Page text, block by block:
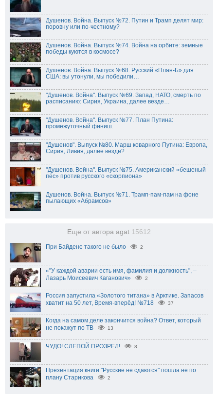
Душенов. Война. Выпуск №72. Путин и Трамп делят мир:
поровну или по-честному?
Душенов. Война. Выпуск №74. Война на орбите: земные
победы куются в космосе?
Душенов. Война. Выпуск №68. Русский «План-Б» для
США: вы утонули, мы победили…
"Душенов. Война". Выпуск №69. Запад, НАТО, смерть по
расписанию: Сирия, Украина, далее везде…
"Душенов. Война". Выпуск №77. План Путина:
промежуточный финиш.
"Душенов". Выпуск №80. Марш коварного Путина: Европа,
Сирия, Ливия, далее везде?
"Душенов. Война". Выпуск №75. Американский «бешеный
пёс» против русского «скорпиона»
Душенов. Война. Выпуск №71. Трамп-пам-пам на фоне
пылающих «Абрамсов»
Еще от автора agat 15612
При Байдене такого не было 2
«"У каждой аварии есть имя, фамилия и должность", –
Лазарь Моисеевич Каганович»
2
Россия запустила «Золотого титана» в Арктике. Запасов
хватит на 50 лет, Время-вперёд! №718
37
Когда на самом деле закончится война? Ответ, который
не покажут по ТВ
13
ЧУДО! СЛЕПОЙ ПРОЗРЕЛ! 8
Презентация книги "Русские не сдаются" пошла не по
плану Старикова
2